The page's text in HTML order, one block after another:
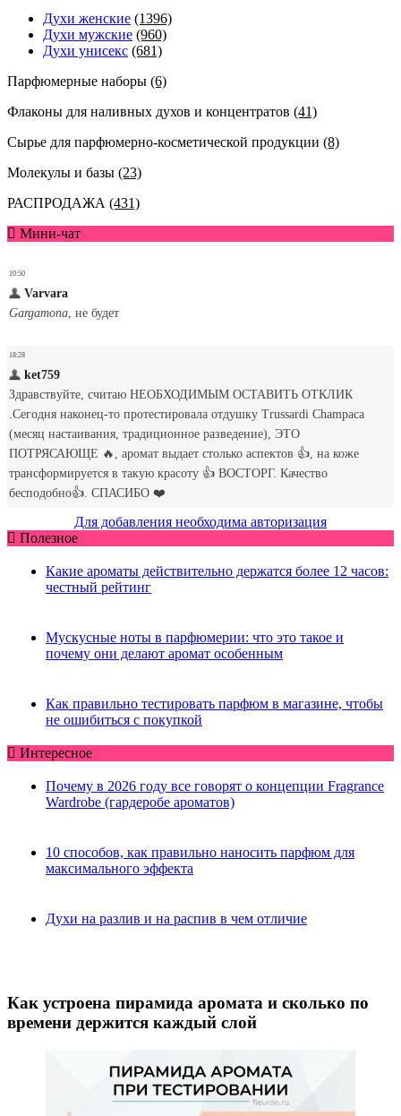
Духи женские (1396)
Духи мужские (960)
Духи унисекс (681)
Парфюмерные наборы (6)
Флаконы для наливных духов и концентратов (41)
Сырье для парфюмерно-косметической продукции (8)
Молекулы и базы (23)
РАСПРОДАЖА (431)
Мини-чат
Для добавления необходима авторизация
Полезное
Какие ароматы действительно держатся более 12 часов:
честный рейтинг
Мускусные ноты в парфюмерии: что это такое и
почему они делают аромат особенным
Как правильно тестировать парфюм в магазине, чтобы
не ошибиться с покупкой
Интересное
Почему в 2026 году все говорят о концепции Fragrance
Wardrobe (гардеробе ароматов)
10 способов, как правильно наносить парфюм для
максимального эффекта
Духи на разлив и на распив в чем отличие
Как устроена пирамида аромата и сколько по
времени держится каждый слой